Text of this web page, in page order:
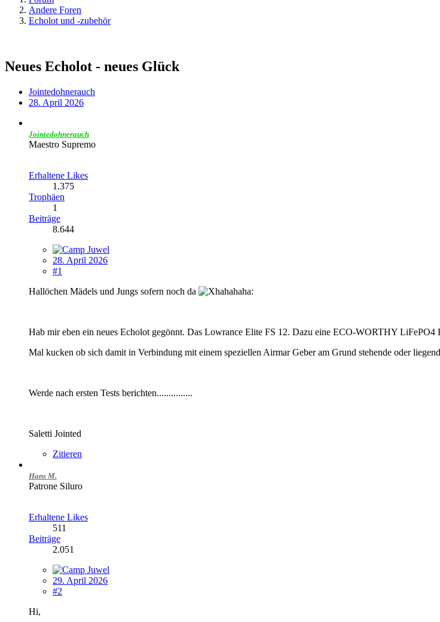
Andere Foren
Echolot und -zubehör
Neues Echolot - neues Glück
Jointedohnerauch
28. April 2026
Jointedohnerauch
Maestro Supremo
Erhaltene Likes
1.375
Trophäen
1
Beiträge
8.644
28. April 2026
#1
Hallöchen Mädels und Jungs sofern noch da
Hab mir eben ein neues Echolot gegönnt. Das Lowrance Elite FS 12. Dazu eine ECO-WORTHY
Mal kucken ob sich damit in Verbindung mit einem speziellen Airmar Geber am Grund stehende oder
Werde nach ersten Tests berichten...............
Saletti Jointed
Zitieren
Hans M.
Patrone Siluro
Erhaltene Likes
511
Beiträge
2.051
29. April 2026
#2
Hi,